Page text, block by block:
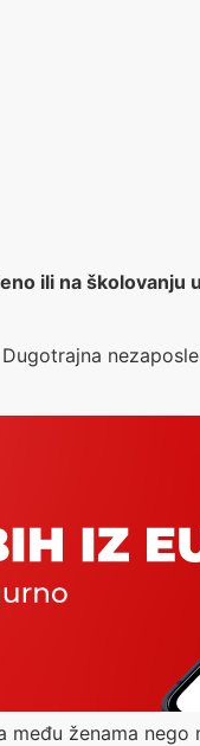
ili na školovanju
ženama